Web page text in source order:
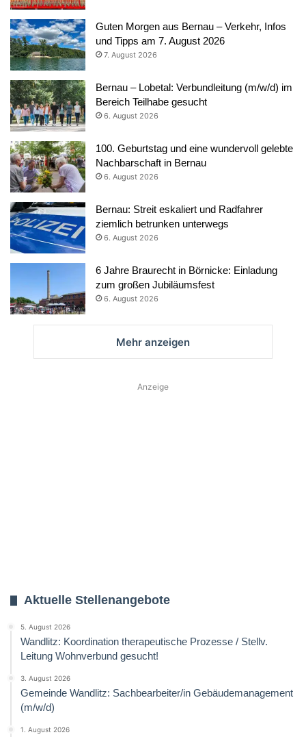
Guten Morgen aus Bernau – Verkehr, Infos
und Tipps am 7. August 2026
7. August 2026
Bernau – Lobetal: Verbundleitung (m/w/d) im
Bereich Teilhabe gesucht
6. August 2026
100. Geburtstag und eine wundervoll gelebte
Nachbarschaft in Bernau
6. August 2026
Bernau: Streit eskaliert und Radfahrer
ziemlich betrunken unterwegs
6. August 2026
6 Jahre Braurecht in Börnicke: Einladung
zum großen Jubiläumsfest
6. August 2026
Mehr anzeigen
Anzeige
Aktuelle Stellenangebote
5. August 2026
Wandlitz: Koordination therapeutische Prozesse / Stellv.
Leitung Wohnverbund gesucht!
3. August 2026
Gemeinde Wandlitz: Sachbearbeiter/in Gebäudemanagement
(m/w/d)
1. August 2026